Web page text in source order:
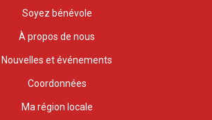
Soyez bénévole
À propos de nous
Nouvelles et événements
Coordonnées
Ma région locale